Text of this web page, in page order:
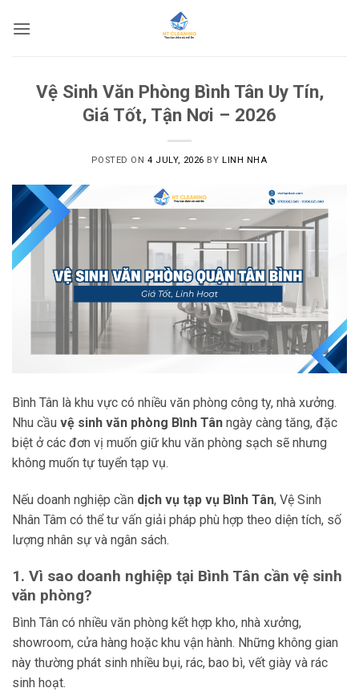
Vệ Sinh Văn Phòng Bình Tân Uy Tín,
Giá Tốt, Tận Nơi – 2026
POSTED ON4 JULY, 2026 BYLINH NHA
Bình Tân là khu vực có nhiều văn phòng công ty, nhà xưởng.
Nhu cầu vệ sinh văn phòng Bình Tân ngày càng tăng, đặc
biệt ở các đơn vị muốn giữ khu văn phòng sạch sẽ nhưng
không muốn tự tuyển tạp vụ.
Nếu doanh nghiệp cần dịch vụ tạp vụ Bình Tân, Vệ Sinh
Nhân Tâm có thể tư vấn giải pháp phù hợp theo diện tích, số
lượng nhân sự và ngân sách.
1. Vì sao doanh nghiệp tại Bình Tân cần vệ sinh
văn phòng?
Bình Tân có nhiều văn phòng kết hợp kho, nhà xưởng,
showroom, cửa hàng hoặc khu vận hành. Những không gian
này thường phát sinh nhiều bụi, rác, bao bì, vết giày và rác
sinh hoạt.